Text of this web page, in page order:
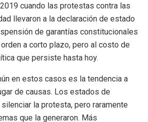
cuando las protestas contra las
llevaron a la declaración de estado
de garantías constitucionales
a corto plazo, pero al costo de
que persiste hasta hoy.
en estos casos es la tendencia a
de causas. Los estados de
la protesta, pero raramente
que la generaron. Más